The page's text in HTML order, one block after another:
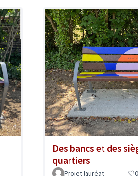
Des bancs et des
quartiers
Projet lauréat 0